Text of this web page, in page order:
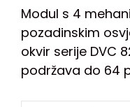
Modul s 4
pozadinskim
okvir serije DVC
podržava do 64